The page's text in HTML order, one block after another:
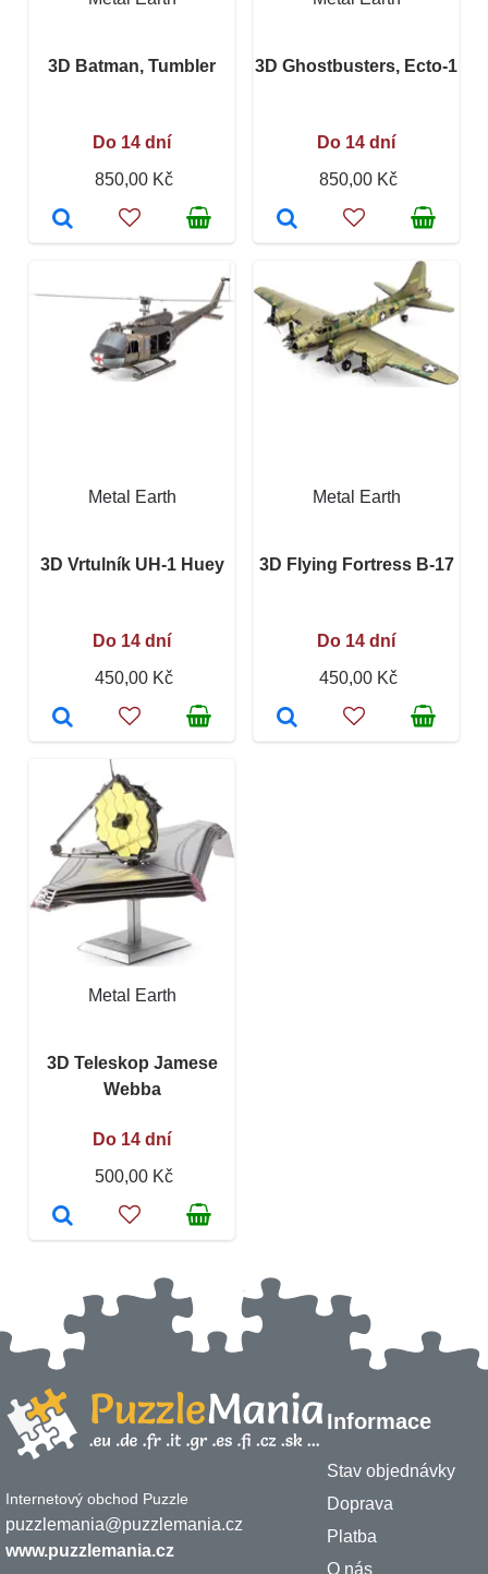
3D Batman, Tumbler
Do 14 dní
850,00 Kč
3D Ghostbusters, Ecto-1
Do 14 dní
850,00 Kč
Metal Earth
3D Vrtulník UH-1 Huey
Do 14 dní
450,00 Kč
Metal Earth
3D Flying Fortress B-17
Do 14 dní
450,00 Kč
Metal Earth
3D Teleskop Jamese
Webba
Do 14 dní
500,00 Kč
Internetový obchod Puzzle
puzzlemania@puzzlemania.cz
www.puzzlemania.cz
Informace
Stav objednávky
Doprava
Platba
O nás